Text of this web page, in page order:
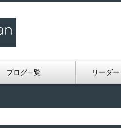
ブログ一覧 リーダ